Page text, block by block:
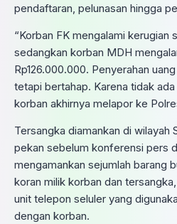
pendaftaran, pelunasan hingga
“Korban FK mengalami kerugian
sedangkan korban MDH
Rp126.000.000. Penyerahan
tetapi bertahap. Karena tidak
korban akhirnya melapor ke
Tersangka diamankan di wilayah
pekan sebelum konferensi pers
mengamankan sejumlah barang
koran milik korban dan
unit telepon seluler yang
dengan korban.